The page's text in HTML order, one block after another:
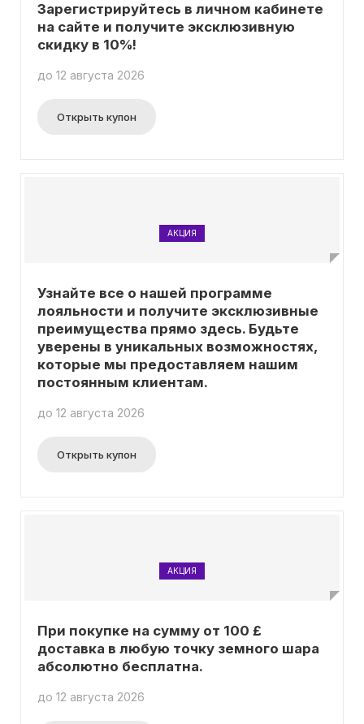
Зарегистрируйтесь в личном кабинете
на сайте и получите эксклюзивную
скидку в 10%!
до 12 августа 2026
Открыть купон
АКЦИЯ
Узнайте все о нашей программе
лояльности и получите эксклюзивные
преимущества прямо здесь. Будьте
уверены в уникальных возможностях,
которые мы предоставляем нашим
постоянным клиентам.
до 12 августа 2026
Открыть купон
АКЦИЯ
При покупке на сумму от 100 £
доставка в любую точку земного шара
абсолютно бесплатна.
до 12 августа 2026